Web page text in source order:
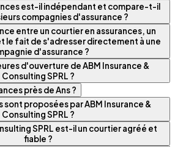
est-il indépendant et compare-t-il
compagnies d'assurance ?
entre un courtier en assurances, un
le fait de s'adresser directement à une
d'assurance ?
d'ouverture de ABM Insurance &
Consulting SPRL ?
près de Ans ?
sont proposées par ABM Insurance &
Consulting SPRL ?
SPRL est-il un courtier agréé et
fiable ?